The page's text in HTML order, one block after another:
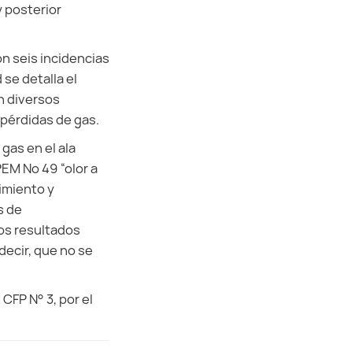
posterior
seis incidencias
detalla el
diversos
de gas.
en el ala
Nº 49 “olor a
y
de
resultados
que no se
N° 3, por el